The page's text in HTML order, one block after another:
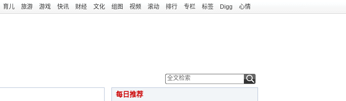
育儿 旅游 游戏 快讯 财经 文化 组图 视频 滚动 排行 专栏 标签 Digg 心情
每日推荐